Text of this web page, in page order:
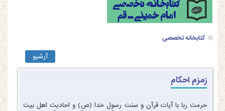
آرشیو
کتابخانه تخصصی
زمزم احکام
حرمت ربا با آیات قرآن و سنت رسول خدا (ص) و احادیث اهل بیت